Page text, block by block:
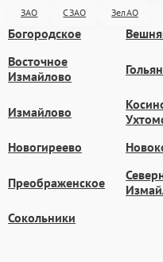
ЗАО СЗАО ЗелАО
Богородское
Восточное
Измайлово
Измайлово
Новогиреево
Преображенское
Сокольники